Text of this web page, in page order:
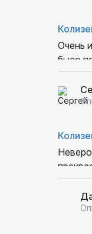
Очень
было